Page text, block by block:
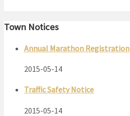
Town Notices
Annual Marathon Registration
2015-05-14
Traffic Safety Notice
2015-05-14